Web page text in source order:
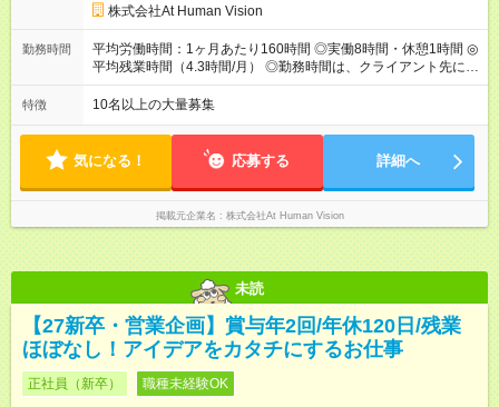
で全額支給。 【頑張りを給与・キャリアに還元します】 年に2
回⼈事評価があり等級が決まります。 等級に合わせた給与設定
のため、若い内からでも頑張り次第で給与アップが叶います。
⼀般職（20～31万円）→リーダー（⽉給26～36万円） →係⻑
～58万円） 【試用期間】試用期間あり 試用期間の長さ：6ヶ月
※ 雇用形態と給与に、本採用時と異なる部分があります。 雇用
形態：本採用時と同じです。 給与：月給 224,000円 ～ 330,000
円 上記額にはみなし残業代を含みます。※超過分は全額支給い
たします。 みなし残業代 24,000円 ～ 34,000円／月 みなし残業
時間 15時間／月
株式会社At Human Vision
勤務時間
平均労働時間：1ヶ月あたり160時間 ◎実働8時間・休憩1時間 ◎
平均残業時間（4.3時間/月） ◎勤務時間は、クライアント先に
より異なります。 ※＜シフト例＞ 10:00～19:00／11:00～
20:00 平均労働時間：1ヶ月あたり160時間 ◎実働8時間・休憩1
先に より異なります。 ※＜シフト例＞ 10:00～19:00／11:00
～20:00
特徴 10名以上の大量募集
気になる！ 応募する 詳細へ
掲載元企業名 株式会社At Human Vision
未読
【27新卒・営業企画】賞与年2回/年休120日/残業
ほぼなし！アイデアをカタチにするお仕事
正社員（新卒） 職種未経験OK